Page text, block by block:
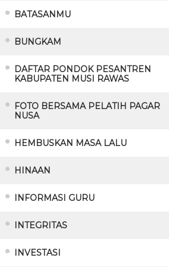
BATASANMU
BUNGKAM
DAFTAR PONDOK PESANTREN
KABUPATEN MUSI RAWAS
FOTO BERSAMA PELATIH PAGAR
NUSA
HEMBUSKAN MASA LALU
HINAAN
INFORMASI GURU
INTEGRITAS
INVESTASI